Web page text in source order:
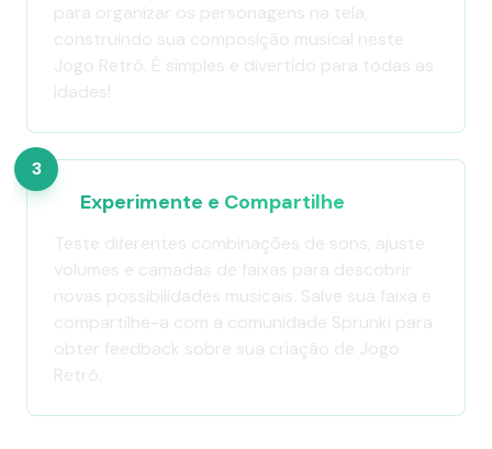
para organizar os personagens na tela,
construindo sua composição musical neste
Jogo Retrô. É simples e divertido para todas as
idades!
3
Experimente e Compartilhe
Teste diferentes combinações de sons, ajuste
volumes e camadas de faixas para descobrir
novas possibilidades musicais. Salve sua faixa e
compartilhe-a com a comunidade Sprunki para
obter feedback sobre sua criação de Jogo
Retrô.